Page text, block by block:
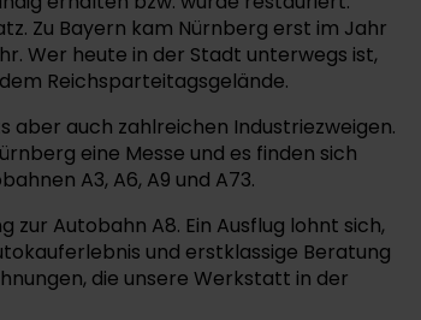
Zu Bayern kam Nürnberg erst im Jahr
Wer heute in der Stadt unterwegs ist,
Reichsparteitagsgelände.
auch zahlreichen Industriezweigen.
eine Messe und es finden sich
A3, A6, A9 und A73.
Autobahn A8. Ein Ausflug lohnt sich,
und erstklassige Beratung
die unsere Werkstatt in der